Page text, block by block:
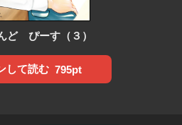
ど ぴーす（３）
して読む 795pt